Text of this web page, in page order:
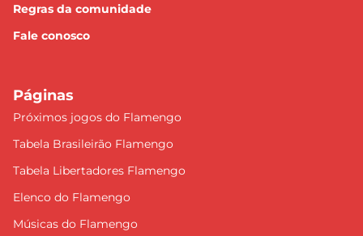
Regras da comunidade
Fale conosco
Páginas
Próximos jogos do Flamengo
Tabela Brasileirão Flamengo
Tabela Libertadores Flamengo
Elenco do Flamengo
Músicas do Flamengo